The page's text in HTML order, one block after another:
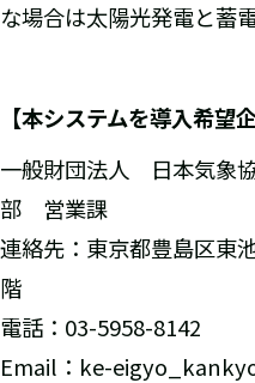
な場合は太陽光発電と蓄
【本システムを導入希望
一般財団法人 日本気象
部 営業課
連絡先：東京都豊島区東
階
電話：03-5958-8142
Email：ke-